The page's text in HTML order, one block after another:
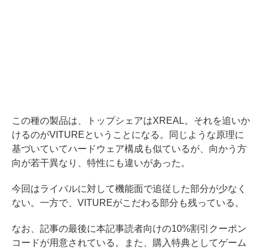
この種の製品は、トップシェアはXREAL。それを追いか
けるのがVITUREということになる。同じような原理に
基づいていてハードウェア構成も似ているが、向かう方
向が若干異なり、特性にも違いがあった。
今回はライバルに対して機能面で追従した部分が少なく
ない。一方で、VITUREがこだわる部分も残っている。
なお、記事の最後に本記事読者向けの10%割引クーポン
コードが用意されている。また、購入特典としてゲーム